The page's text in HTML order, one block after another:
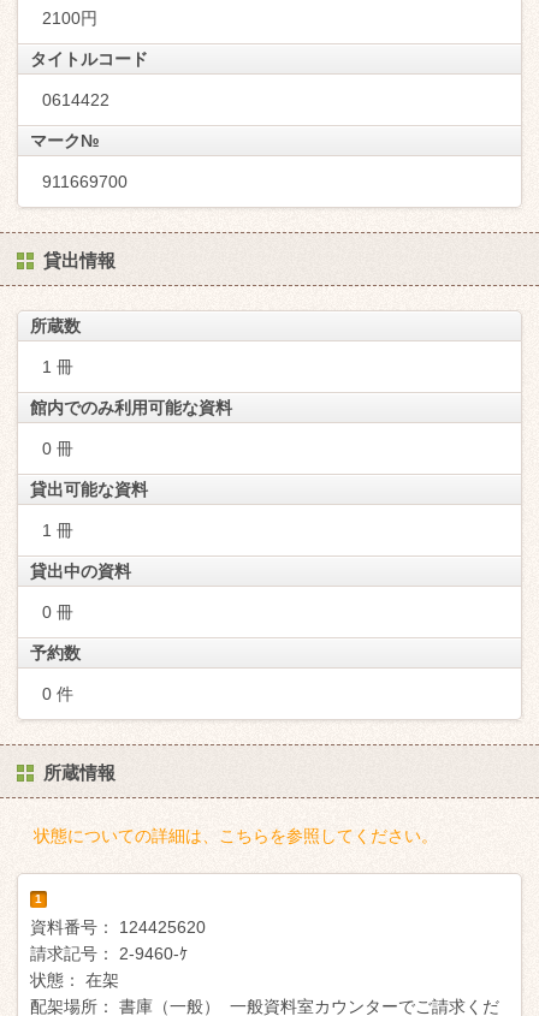
2100円
タイトルコード
0614422
マーク№
911669700
貸出情報
所蔵数
1 冊
館内でのみ利用可能な資料
0 冊
貸出可能な資料
1 冊
貸出中の資料
0 冊
予約数
0 件
所蔵情報
状態についての詳細は、こちらを参照してください。
1
資料番号：
124425620
請求記号：
2-9460-ｹ
状態：
在架
配架場所：
書庫（一般） 一般資料室カウンターでご請求くだ